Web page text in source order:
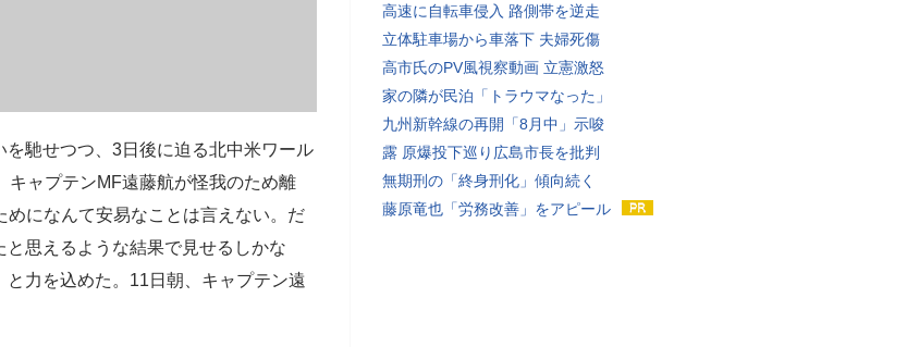
馳せつつ、3日後に迫る北中米ワール
キャプテンMF遠藤航が怪我のため離
めになんて安易なことは言えない。だ
思えるような結果で見せるしかな
力を込めた。11日朝、キャプテン遠
高速に自転車侵入 路側帯を逆走
立体駐車場から車落下 夫婦死傷
高市氏のPV風視察動画 立憲激怒
家の隣が民泊「トラウマなった」
九州新幹線の再開「8月中」示唆
露 原爆投下巡り広島市長を批判
無期刑の「終身刑化」傾向続く
藤原竜也「労務改善」をアピール